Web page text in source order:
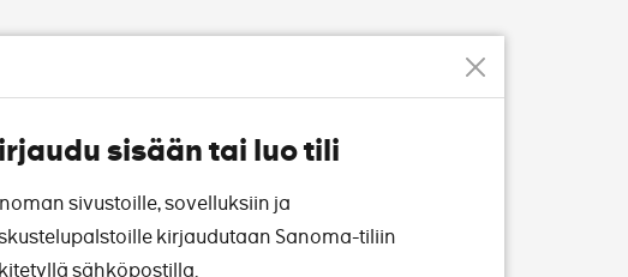
sisään tai luo tili
sivustoille, sovelluksiin ja
kirjaudutaan Sanoma-tiliin
sähköpostilla.